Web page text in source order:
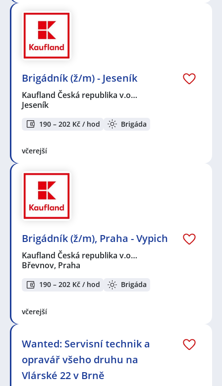
Brigádník (ž/m) - Jeseník
Kaufland Česká republika v.o…
Jeseník
190 – 202 Kč / hod Brigáda
včerejší
Brigádník (ž/m), Praha - Vypich
Kaufland Česká republika v.o…
Břevnov, Praha
190 – 202 Kč / hod Brigáda
včerejší
Wanted: Servisní technik a
opravář všeho druhu na
Vlárské 22 v Brně